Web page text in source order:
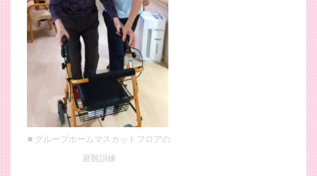
グループホームマスカットフロアの
避難訓練